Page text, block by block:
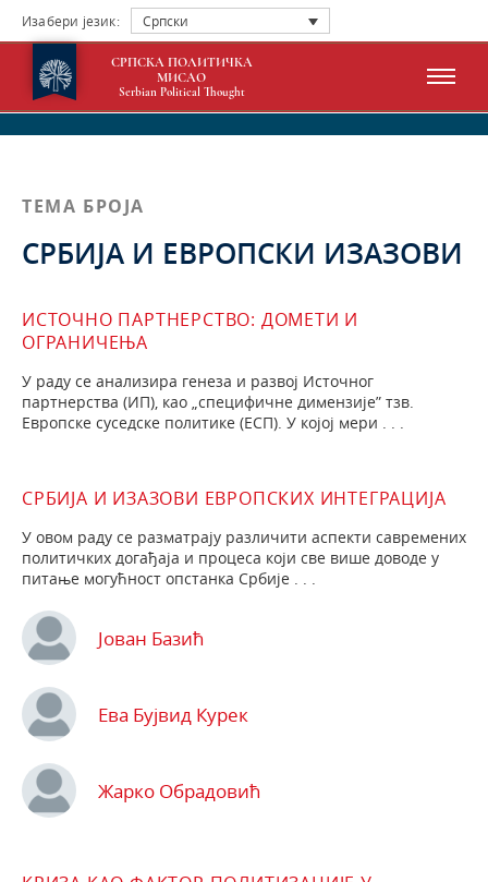
Изабери језик: Српски
СРПСКА ПОЛИТИЧКА
МИСАО
Serbian Political Thought
ТЕМА БРОЈА
СРБИЈА И ЕВРОПСКИ ИЗАЗОВИ
ИСТОЧНО ПАРТНЕРСТВО: ДОМЕТИ И
ОГРАНИЧЕЊА
У раду се анализира генеза и развој Источног
партнерства (ИП), као „специфичне димензије” тзв.
Европске суседске политике (ЕСП). У којој мери . . .
СРБИЈА И ИЗАЗОВИ ЕВРОПСКИХ ИНТЕГРАЦИЈА
У овом раду се разматрају различити аспекти савремених
политичких догађаја и процеса који све више доводе у
питање могућност опстанка Србије . . .
Јован Базић
Ева Бујвид Курек
Жарко Обрадовић